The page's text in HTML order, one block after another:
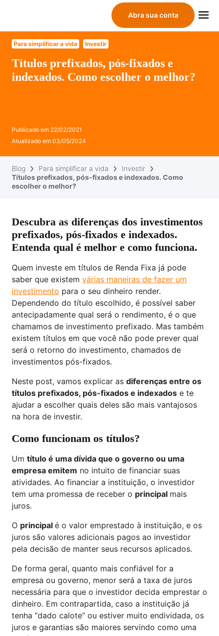
Abra sua conta
Para simplificar a vida Investir
Títulos prefixados, pós-fixados e
indexados. Como escolher o melhor?
Publicado em 22/02/2021
Atualizado em 03/05/2024
Blog Para simplificar a vida
Investir
Títulos prefixados, pós-fixados e indexados. Como
escolher o melhor?
Descubra as diferenças dos investimentos
prefixados, pós-fixados e indexados.
Entenda qual é melhor e como funciona.
Quem investe em títulos de Renda Fixa já pode
saber que existem várias maneiras de fazer um
investimento para o seu dinheiro render.
Dependendo do título escolhido, é possível saber
antecipadamente qual será o rendimento, é o que
chamamos de investimento prefixado. Mas também
existem títulos em que você não pode prever qual
será o retorno do investimento, chamados de
investimentos pós-fixados.
Neste post, vamos explicar as diferenças entre os
títulos prefixados, pós-fixados e indexados e te
ajudar a escolher quais deles são mais vantajosos
na hora de investir.
Como funcionam os títulos?
Um título é uma dívida que o governo ou uma
empresa emitem no intuito de financiar suas
atividades. Ao financiar a instituição, o investidor
tem uma promessa de receber o principal mais
juros.
O principal é o valor emprestado à instituição, e os
juros são valores adicionais pagos ao investidor
pela decisão de manter seus recursos aplicados.
De forma geral, quanto mais confiável for a
empresa ou governo, menor será a taxa de juros
necessária para que o investidor decida emprestar o
dinheiro. Em contrapartida, caso a instituição já
tenha “dado calote” ou estiver muito endividada, os
juros e garantias são maiores servindo como uma